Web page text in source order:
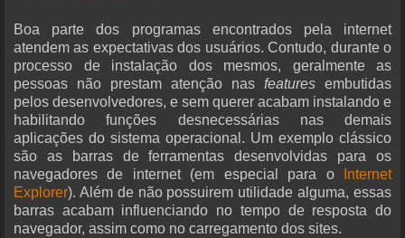
Boa parte dos programas encontrados pela internet
atendem as expectativas dos usuários. Contudo, durante o
processo de instalação dos mesmos, geralmente as
pessoas não prestam atenção nas features embutidas
pelos desenvolvedores, e sem querer acabam instalando e
habilitando funções desnecessárias nas demais
aplicações do sistema operacional. Um exemplo clássico
são as barras de ferramentas desenvolvidas para os
navegadores de internet (em especial para o
Internet
Explorer). Além de não possuirem utilidade alguma, essas
barras acabam influenciando no tempo de resposta do
navegador, assim como no carregamento dos sites.